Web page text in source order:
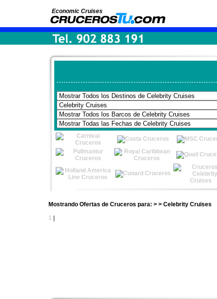
Economic Cruises
Mostrando Ofertas de Cruceros para: > > Celebrity Cruises
1